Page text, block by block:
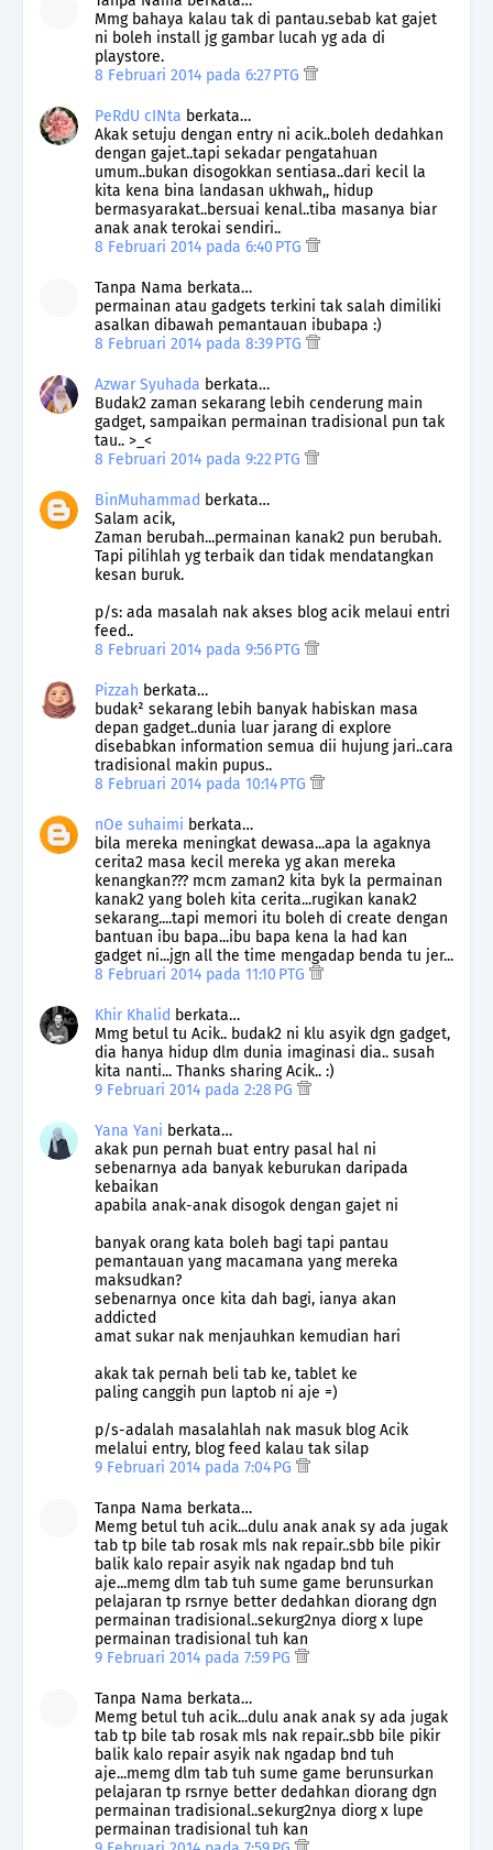
Mmg bahaya kalau tak di pantau.sebab kat gajet
ni boleh install jg gambar lucah yg ada di
playstore.
8 Februari 2014 pada 6:27 PTG
PeRdU cINta berkata…
Akak setuju dengan entry ni acik..boleh dedahkan
dengan gajet..tapi sekadar pengatahuan
umum..bukan disogokkan sentiasa..dari kecil la
kita kena bina landasan ukhwah,, hidup
bermasyarakat..bersuai kenal..tiba masanya biar
anak anak terokai sendiri..
8 Februari 2014 pada 6:40 PTG
Tanpa Nama berkata…
permainan atau gadgets terkini tak salah dimiliki
asalkan dibawah pemantauan ibubapa :)
8 Februari 2014 pada 8:39 PTG
Azwar Syuhada berkata…
Budak2 zaman sekarang lebih cenderung main
gadget, sampaikan permainan tradisional pun tak
tau.. >_<
8 Februari 2014 pada 9:22 PTG
BinMuhammad berkata…
Salam acik,
Zaman berubah...permainan kanak2 pun berubah.
Tapi pilihlah yg terbaik dan tidak mendatangkan
kesan buruk.
p/s: ada masalah nak akses blog acik melaui entri
feed..
8 Februari 2014 pada 9:56 PTG
Pizzah berkata…
budak² sekarang lebih banyak habiskan masa
depan gadget..dunia luar jarang di explore
disebabkan information semua dii hujung jari..cara
tradisional makin pupus..
8 Februari 2014 pada 10:14 PTG
nOe suhaimi berkata…
bila mereka meningkat dewasa...apa la agaknya
cerita2 masa kecil mereka yg akan mereka
kenangkan??? mcm zaman2 kita byk la permainan
kanak2 yang boleh kita cerita...rugikan kanak2
sekarang....tapi memori itu boleh di create dengan
bantuan ibu bapa...ibu bapa kena la had kan
gadget ni...jgn all the time mengadap benda tu jer...
8 Februari 2014 pada 11:10 PTG
Khir Khalid berkata…
Mmg betul tu Acik.. budak2 ni klu asyik dgn gadget,
dia hanya hidup dlm dunia imaginasi dia.. susah
kita nanti... Thanks sharing Acik.. :)
9 Februari 2014 pada 2:28 PG
Yana Yani berkata…
akak pun pernah buat entry pasal hal ni
sebenarnya ada banyak keburukan daripada
kebaikan
apabila anak-anak disogok dengan gajet ni
banyak orang kata boleh bagi tapi pantau
pemantauan yang macamana yang mereka
maksudkan?
sebenarnya once kita dah bagi, ianya akan
addicted
amat sukar nak menjauhkan kemudian hari
akak tak pernah beli tab ke, tablet ke
paling canggih pun laptob ni aje =)
p/s-adalah masalahlah nak masuk blog Acik
melalui entry, blog feed kalau tak silap
9 Februari 2014 pada 7:04 PG
Tanpa Nama berkata…
Memg betul tuh acik...dulu anak anak sy ada jugak
tab tp bile tab rosak mls nak repair..sbb bile pikir
balik kalo repair asyik nak ngadap bnd tuh
aje...memg dlm tab tuh sume game berunsurkan
pelajaran tp rsrnye better dedahkan diorang dgn
permainan tradisional..sekurg2nya diorg x lupe
permainan tradisional tuh kan
9 Februari 2014 pada 7:59 PG
Tanpa Nama berkata…
Memg betul tuh acik...dulu anak anak sy ada jugak
tab tp bile tab rosak mls nak repair..sbb bile pikir
balik kalo repair asyik nak ngadap bnd tuh
aje...memg dlm tab tuh sume game berunsurkan
pelajaran tp rsrnye better dedahkan diorang dgn
permainan tradisional..sekurg2nya diorg x lupe
permainan tradisional tuh kan